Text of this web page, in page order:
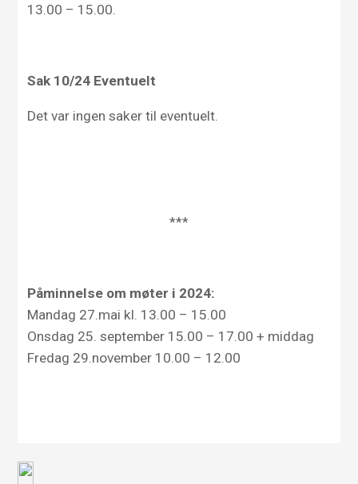
13.00 – 15.00.
Sak 10/24 Eventuelt
Det var ingen saker til eventuelt.
***
Påminnelse om møter i 2024:
Mandag 27.mai kl. 13.00 – 15.00
Onsdag 25. september 15.00 – 17.00 + middag
Fredag 29.november 10.00 – 12.00